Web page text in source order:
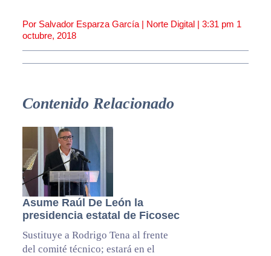
Por Salvador Esparza García | Norte Digital | 3:31 pm 1
octubre, 2018
Contenido Relacionado
Asume Raúl De León la
presidencia estatal de Ficosec
Sustituye a Rodrigo Tena al frente
del comité técnico; estará en el